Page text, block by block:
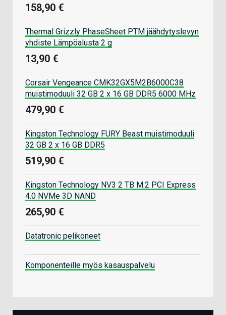
158,90 €
Thermal Grizzly PhaseSheet PTM jäähdytyslevyn
yhdiste Lämpöalusta 2 g
13,90 €
Corsair Vengeance CMK32GX5M2B6000C38
muistimoduuli 32 GB 2 x 16 GB DDR5 6000 MHz
479,90 €
Kingston Technology FURY Beast muistimoduuli
32 GB 2 x 16 GB DDR5
519,90 €
Kingston Technology NV3 2 TB M.2 PCI Express
4.0 NVMe 3D NAND
265,90 €
Datatronic pelikoneet
Komponenteille myös kasauspalvelu